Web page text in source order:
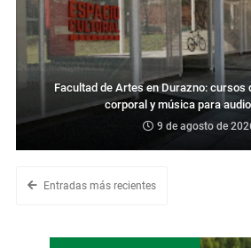
Facultad de Artes en Durazno: cursos
corporal y música para
9 de agosto de
Entradas más recientes